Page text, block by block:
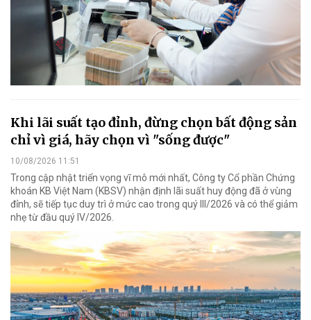
Khi lãi suất tạo đỉnh, đừng chọn bất động sản
chỉ vì giá, hãy chọn vì "sống được"
10/08/2026 11:51
Trong cập nhật triển vọng vĩ mô mới nhất, Công ty Cổ phần Chứng
khoán KB Việt Nam (KBSV) nhận định lãi suất huy động đã ở vùng
đỉnh, sẽ tiếp tục duy trì ở mức cao trong quý III/2026 và có thể giảm
nhẹ từ đầu quý IV/2026.